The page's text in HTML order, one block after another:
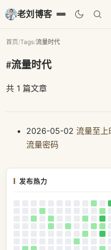
老刘博客
首页/Tags/流量时代
#流量时代
共 1 篇文章
2026-05-02 流量至上
流量密码
发布热力